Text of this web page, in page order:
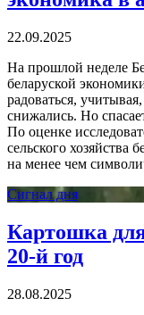
22.09.2025
На прошлой неделе
беларуской
радоваться,
снижались. Но
По оценке
сельского хозяйства
на менее чем
Сигнал дня
Картошка
20-й год
28.08.2025